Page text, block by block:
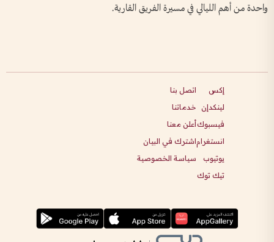
واحدة من أهم الليالي في مسيرة الفريق القارية.
إكس
لينكدإن
فيسبوك
انستغرام
يوتيوب
تيك توك
اتصل بنا
خدماتنا
أعلن معنا
اشترك في البيان
سياسة الخصوصية